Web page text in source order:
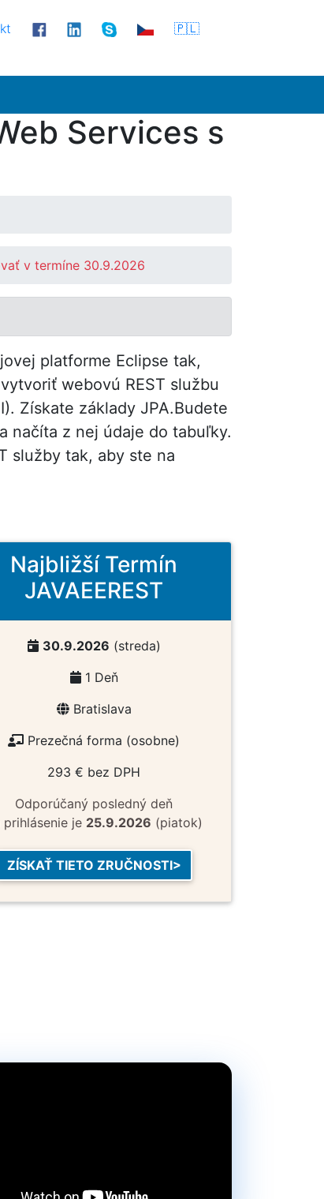
🇵🇱
Services s
v termíne 30.9.2026
platforme Eclipse tak,
webovú REST službu
Získate základy JPA.Budete
načíta z nej údaje do tabuľky.
služby tak, aby ste na
Najbližší Termín
JAVAEEREST
30.9.2026 (streda)
1 Deň
Bratislava
Prezečná forma (osobne)
293 € bez DPH
Odporúčaný posledný deň
prihlásenie je 25.9.2026 (piatok)
ZÍSKAŤ TIETO ZRUČNOSTI>